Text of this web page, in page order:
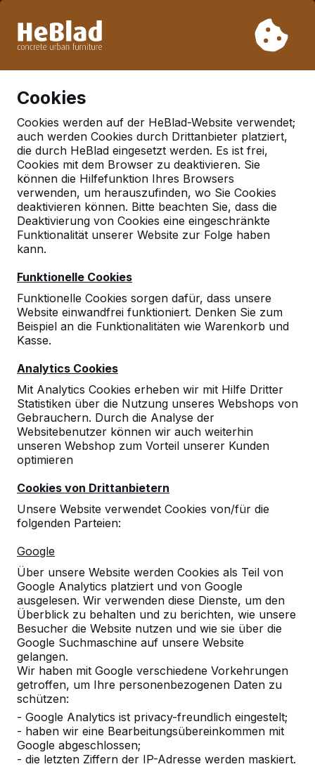
Woche 33 nicht. Bitte berücksichtigen Sie daher längere
Cookies
Cookies werden auf der HeBlad-Website verwendet;
auch werden Cookies durch Drittanbieter platziert,
die durch HeBlad eingesetzt werden. Es ist frei,
Cookies mit dem Browser zu deaktivieren. Sie
können die Hilfefunktion Ihres Browsers
verwenden, um herauszufinden, wo Sie Cookies
deaktivieren können. Bitte beachten Sie, dass die
Deaktivierung von Cookies eine eingeschränkte
Funktionalität unserer Website zur Folge haben
kann.
Funktionelle Cookies
Funktionelle Cookies sorgen dafür, dass unsere
Website einwandfrei funktioniert. Denken Sie zum
Beispiel an die Funktionalitäten wie Warenkorb und
Kasse.
Analytics Cookies
Mit Analytics Cookies erheben wir mit Hilfe Dritter
Statistiken über die Nutzung unseres Webshops von
Gebrauchern. Durch die Analyse der
Websitebenutzer können wir auch weiterhin
unseren Webshop zum Vorteil unserer Kunden
optimieren
Cookies von Drittanbietern
Unsere Website verwendet Cookies von/für die
folgenden Parteien:
Google
Über unsere Website werden Cookies als Teil von
Google Analytics platziert und von Google
ausgelesen. Wir verwenden diese Dienste, um den
Überblick zu behalten und zu berichten, wie unsere
Besucher die Website nutzen und wie sie über die
Google Suchmaschine auf unsere Website
gelangen.
Wir haben mit Google verschiedene Vorkehrungen
getroffen, um Ihre personenbezogenen Daten zu
schützen:
- Google Analytics ist privacy-freundlich eingestelt;
- haben wir eine Bearbeitungsübereinkommen mit
Google abgeschlossen;
- die letzten Ziffern der IP-Adresse werden maskiert.
Deutschland
Referenties in:
Mandelbachtal
Geen reviews gevonden voor deze
Referenzen
Unsere Produkte finden Sie in ganz Europa
und darüber hinaus. Sehen Sie hier, wo Sie
ein HeBlad-Produkt in Ihrer Nähe finden.
Produkt
Alles anzeigen
Kategorie
Alles anzeigen